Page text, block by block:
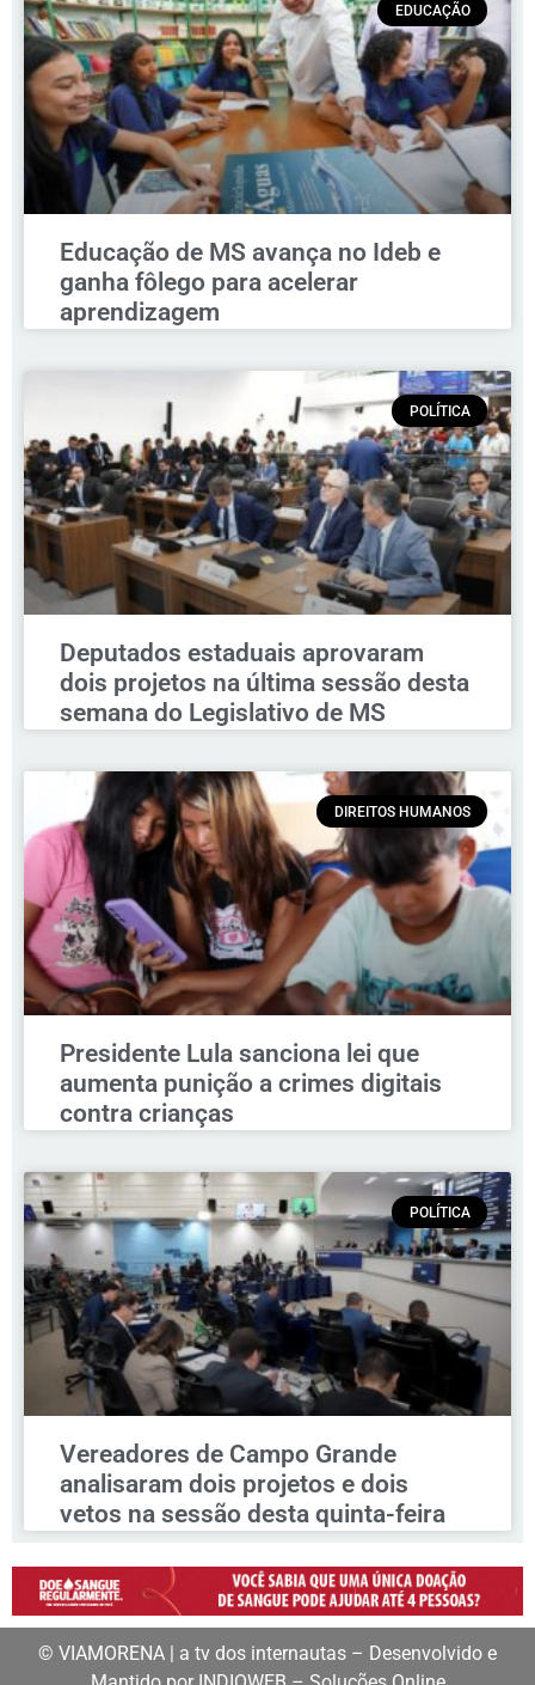
EDUCAÇÃO
Educação de MS avança no Ideb e
ganha fôlego para acelerar
aprendizagem
POLÍTICA
Deputados estaduais aprovaram
dois projetos na última sessão desta
semana do Legislativo de MS
DIREITOS HUMANOS
Presidente Lula sanciona lei que
aumenta punição a crimes digitais
contra crianças
POLÍTICA
Vereadores de Campo Grande
analisaram dois projetos e dois
vetos na sessão desta quinta-feira
© VIAMORENA | a tv dos internautas – Desenvolvido e